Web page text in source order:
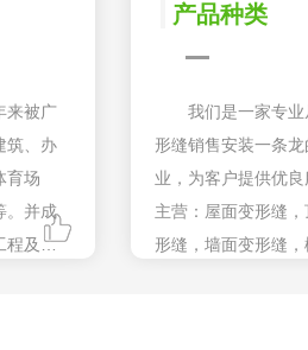
来被广
筑、办
育场
。并成
程及有
产品种类
我们是一家专
形缝销售安装一条龙
业，为客户提供优良
主营：屋面变形缝
形缝，墙面变形缝